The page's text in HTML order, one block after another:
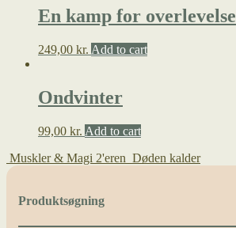
En kamp for overlevelse
249,00 kr. Add to cart
Ondvinter
99,00 kr. Add to cart
Muskler & Magi 2'eren Døden kalder
Produktsøgning